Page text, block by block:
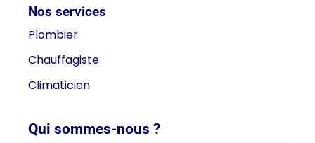
Nos services
Plombier
Chauffagiste
Climaticien
Qui sommes-nous ?